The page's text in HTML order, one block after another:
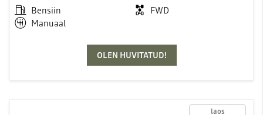
Bensiin
FWD
Manuaal
OLEN HUVITATUD!
laos